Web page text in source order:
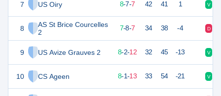
7 US Oiry
8
AS St Brice Courcelles
2
9 US Avize Grauves 2
10 CS Ageen
8-7-7 42 41 1 V
29 22 7-8-7 34 38 -4 D
26 8-2-12 32 45 -13 V
8-1-13 33 54 -21 V